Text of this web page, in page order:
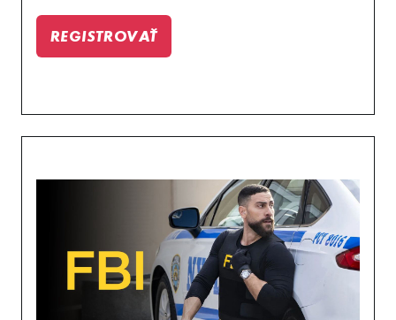
REGISTROVAŤ